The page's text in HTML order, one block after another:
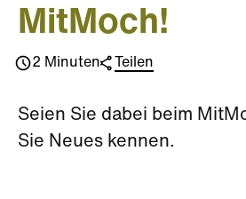
MitMoch!
2 Minuten Teilen
Seien Sie dabei beim
Sie Neues kennen.